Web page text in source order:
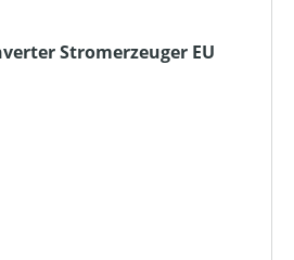
Stromerzeuger EU